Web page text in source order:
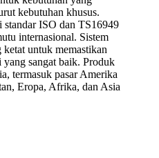
kebutuhan khusus.
standar ISO dan TS16949
internasional. Sistem
untuk memastikan
sangat baik. Produk
termasuk pasar Amerika
Eropa, Afrika, dan Asia